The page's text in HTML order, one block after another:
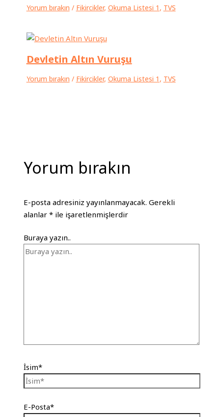
Yorum bırakın / Fikircikler, Okuma Listesi 1 , TVS
Devletin Altın Vuruşu
Yorum bırakın / Fikircikler, Okuma Listesi 1 , TVS
Yorum bırakın
E-posta adresiniz yayınlanmayacak. Gerekli
alanlar* ile işaretlenmişlerdir
Buraya yazın..
İsim*
E-Posta*